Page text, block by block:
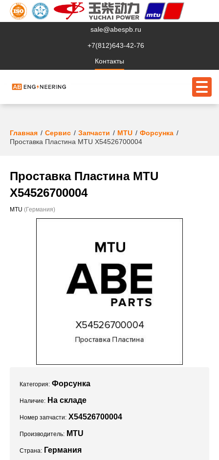
sale@abespb.ru
+7(812)643-42-76
Контакты
О компании
Сервис
Главная Сервис Запчасти MTU
Форсунка
Проставка Пластина MTU X54526700004
Проставка Пластина MTU
X54526700004
MTU (Германия)
Категория: Форсунка
Наличие: На складе
Номер запчасти: X54526700004
Производитель: MTU
Страна: Германия